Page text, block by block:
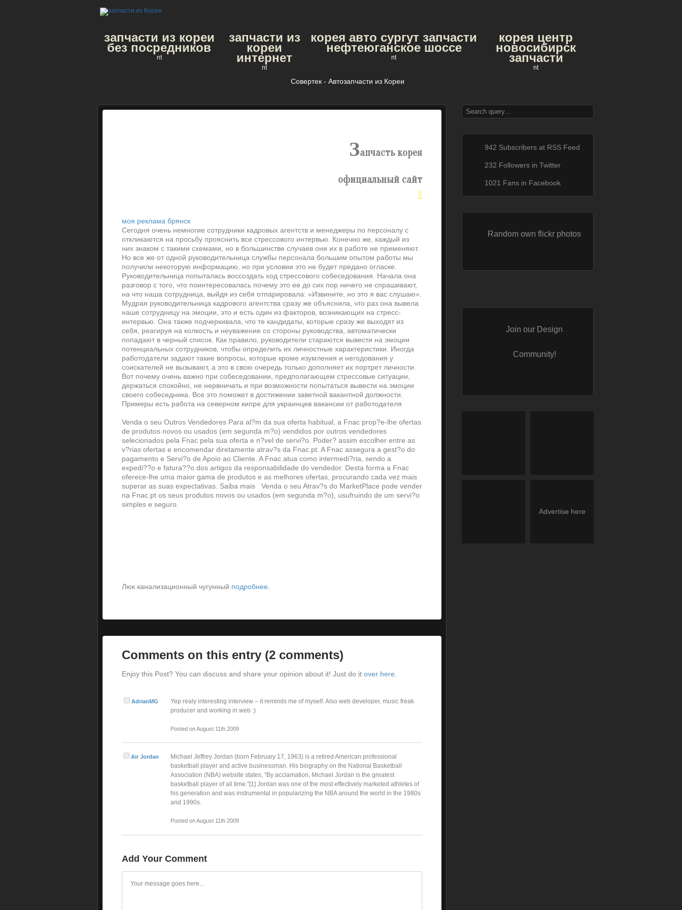
запчасти из кореи
без посредников
nt
запчасти из
кореи
интернет
nt
корея авто сургут запчасти
нефтеюганское шоссе
nt
корея центр
новосибирск
запчасти
nt
Совертек - Автозапчасти из Кореи
запчасть корея
официальный сайт
моя реклама брянск
Сегодня очень немногие сотрудники кадровых агентств и менеджеры по персоналу с
откликаются на просьбу прояснить все стрессового интервью. Конечно же, каждый из
них знаком с такими схемами, но в большинстве случаев они их в работе не применяют.
Но все же от одной руководительница службы персонала большим опытом работы мы
получили некоторую информацию, но при условии это не будет предано огласке.
Руководительница попыталась воссоздать ход стрессового собеседования. Начала она
разговор с того, что поинтересовалась почему это ее до сих пор ничего не спрашивают,
на что наша сотрудница, выйдя из себя отпарировала: «Извините, но это я вас слушаю».
Мудрая руководительница кадрового агентства сразу же объяснила, что раз она вывела
наше сотрудницу на эмоции, это и есть один из факторов, возникающих на стресс-
интервью. Она также подчеркивала, что те кандидаты, которые сразу же выходят из
себя, реагируя на колкость и неуважение со стороны руководства, автоматически
попадают в черный список. Как правило, руководители стараются вывести на эмоции
потенциальных сотрудников, чтобы определить их личностные характеристики. Иногда
работодатели задают такие вопросы, которые кроме изумления и негодования у
соискателей не вызывают, а это в свою очередь только дополняет их портрет личности.
Вот почему очень важно при собеседовании, предполагающем стрессовые ситуации,
держаться спокойно, не нервничать и при возможности попытаться вывести на эмоции
своего собеседника. Все это поможет в достижении заветной вакантной должности.
Примеры есть работа на северном кипре для украинцев вакансии от работодателя
Venda o seu Outros Vendedores Para al?m da sua oferta habitual, a Fnac prop?e-lhe ofertas
de produtos novos ou usados (em segunda m?o) vendidos por outros vendedores
selecionados pela Fnac pela sua oferta e n?vel de servi?o. Poder? assim escolher entre as
v?rias ofertas e encomendar diretamente atrav?s da Fnac.pt. A Fnac assegura a gest?o do
pagamento e Servi?o de Apoio ao Cliente. A Fnac atua como intermedi?ria, sendo a
expedi??o e fatura??o dos artigos da responsabilidade do vendedor. Desta forma a Fnac
oferece-lhe uma maior gama de produtos e as melhores ofertas, procurando cada vez mais
superar as suas expectativas. Saiba mais Venda o seu Atrav?s do MarketPlace pode vender
na Fnac.pt os seus produtos novos ou usados (em segunda m?o), usufruindo de um servi?o
simples e seguro.
Люк канализационный чугунный подробнее
Comments on this entry (2 comments)
Enjoy this Post? You can discuss and share your opinion about it! Just do it over here
AdrianMG
Yep realy interesting interview – it reminds me of myself. Also web developer, music freak
producer and working in web :)
Posted on August 11th 2009
Air Jordan
Michael Jeffrey Jordan (born February 17, 1963) is a retired American professional
basketball player and active businessman. His biography on the National Basketball
Association (NBA) website states, "By acclamation, Michael Jordan is the greatest
basketball player of all time."[1] Jordan was one of the most effectively marketed athletes of
his generation and was instrumental in popularizing the NBA around the world in the 1980s
and 1990s.
Posted on August 11th 2009
Add Your Comment
942 Subscribers at RSS Feed
232 Followers in Twitter
1021 Fans in Facebook
Random own flickr photos
Join our Design
Community!
Advertise here